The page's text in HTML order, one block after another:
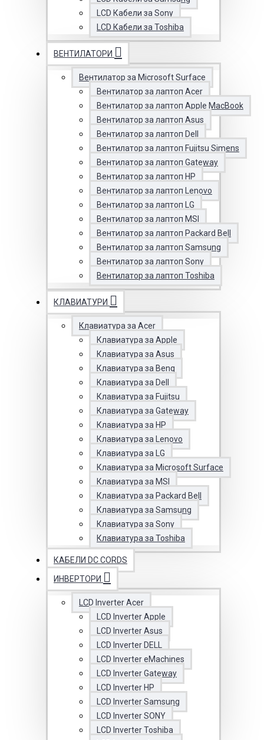
LCD Кабели за Sony
LCD Кабели за Toshiba
ВЕНТИЛАТОРИ
Вентилатор за Microsoft Surface
Вентилатор за лаптоп Acer
Вентилатор за лаптоп Apple MacBook
Вентилатор за лаптоп Asus
Вентилатор за лаптоп Dell
Вентилатор за лаптоп Fujitsu Simens
Вентилатор за лаптоп Gateway
Вентилатор за лаптоп HP
Вентилатор за лаптоп Lenovo
Вентилатор за лаптоп LG
Вентилатор за лаптоп MSI
Вентилатор за лаптоп Packard Bell
Вентилатор за лаптоп Samsung
Вентилатор за лаптоп Sony
Вентилатор за лаптоп Toshiba
КЛАВИАТУРИ
Клавиатура за Acer
Клавиатура за Apple
Клавиатура за Asus
Клавиатура за Benq
Клавиатура за Dell
Клавиатура за Fujitsu
Клавиатура за Gateway
Клавиатура за HP
Клавиатура за Lenovo
Клавиатура за LG
Клавиатура за Microsoft Surface
Клавиатура за MSI
Клавиатура за Packard Bell
Клавиатура за Samsung
Клавиатура за Sony
Клавиатура за Toshiba
КАБЕЛИ DC CORDS
ИНВЕРТОРИ
LCD Inverter Acer
LCD Inverter Apple
LCD Inverter Asus
LCD Inverter DELL
LCD Inverter eMachines
LCD Inverter Gateway
LCD Inverter HP
LCD Inverter Samsung
LCD Inverter SONY
LCD Inverter Toshiba